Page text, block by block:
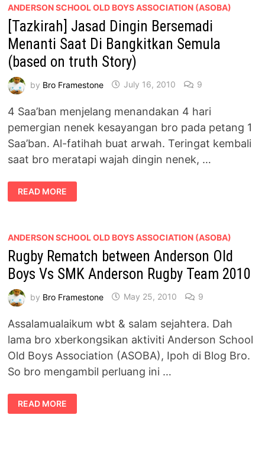
INI
ANDERSON SCHOOL OLD BOYS ASSOCIATION (ASOBA)
[Tazkirah] Jasad Dingin Bersemadi
Menanti Saat Di Bangkitkan Semula
(based on truth Story)
by Bro Framestone July 16, 2010 9
4 Saa’ban menjelang menandakan 4 hari
pemergian nenek kesayangan bro pada petang 1
Saa’ban. Al-fatihah buat arwah. Teringat kembali
saat bro meratapi wajah dingin nenek, …
[TAZKIRAH]
JASAD
DINGIN
DI
SEMULA
(BASED
ON
TRUTH
READ MORE
ANDERSON SCHOOL OLD BOYS ASSOCIATION (ASOBA)
Rugby Rematch between Anderson Old
Boys Vs SMK Anderson Rugby Team 2010
by Bro Framestone May 25, 2010 9
Assalamualaikum wbt & salam sejahtera. Dah
lama bro xberkongsikan aktiviti Anderson School
Old Boys Association (ASOBA), Ipoh di Blog Bro.
So bro mengambil perluang ini …
RUGBY
REMATCH
BETWEEN
READ MORE